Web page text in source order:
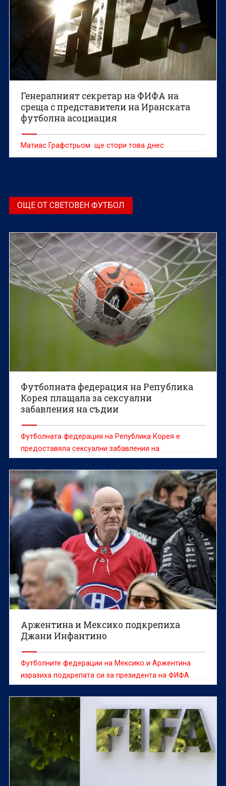
Генералният секретар на ФИФА на
среща с представители на Иранската
футболна асоциация
Матиас Графстрьом ще стори това днес
ОЩЕ ОТ СВЕТОВЕН ФУТБОЛ
Футболната федерация на Република
Корея плащала за сексуални
забавления на съдии
Футболната федерация на Република Корея е
предоставяла сексуални забавления на
чуждестранни съдии между 2011 и 2012 г., съобщи
информационната агенция Yonhap, позовавайки се
на одитен доклад.
Аржентина и Мексико подкрепиха
Джани Инфантино
Футболните федерации на Мексико и Аржентина
изразиха подкрепата си за президента на ФИФА
Джани Инфантино в момент, в който шефът на
световния футбол е изправен пред остри критики
заради вече оттегленото предложение за продажба
на част от търговските права за Световното
първенство, съобщава Ройтерс.